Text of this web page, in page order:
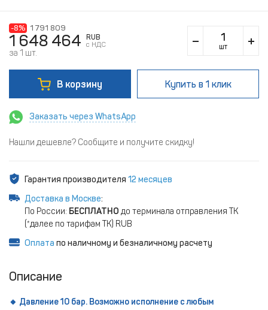
-8% 1 791 809
1 648 464
RUB
c НДС
за 1 шт.
шт
В корзину Купить в 1 клик
Заказать через WhatsApp
Нашли дешевле? Сообщите и получите скидку!
Гарантия производителя 12 месяцев
Доставка в Москве:
По России: БЕСПЛАТНО до терминала отправления ТК
(*далее по тарифам ТК) RUB
Оплата по наличному и безналичному расчету
Описание
🔸 Давление 10 бар. Возможно исполнение с любым